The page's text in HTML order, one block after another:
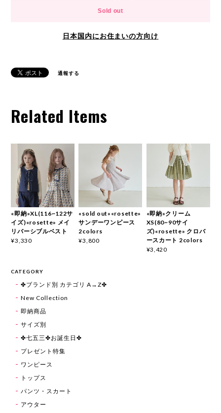
Sold out
日本国内にお住まいの方向け
通報する
Related Items
«即納»XL(116~122サ
イズ)«rosette» メイ
リバーシブルベスト
¥3,330
«sold out»«rosette»
サンデーワンピース
2colors
¥3,800
«即納»クリーム
XS(80~90サイ
ズ)«rosette» クロバ
ースカート 2colors
¥3,420
CATEGORY
✤ブランド別 カテゴリ A→Z✤
New Collection
即納商品
サイズ別
✤七五三✤お誕生日✤
プレゼント特集
ワンピース
トップス
パンツ・スカート
アウター